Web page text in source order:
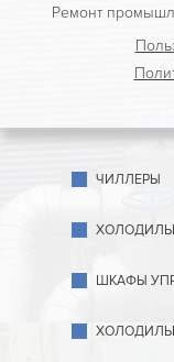
Ремонт
ЧИЛЛЕРЫ
ШКАФЫ